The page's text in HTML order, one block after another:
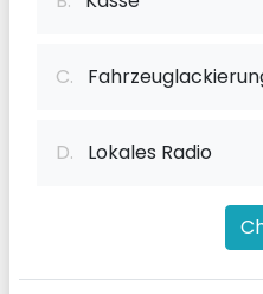
C.
D. Lokales Radio